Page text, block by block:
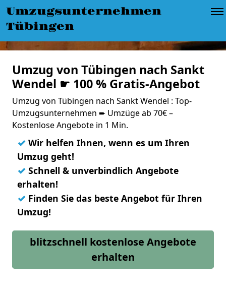
Umzugsunternehmen
Tübingen
Umzug von Tübingen nach Sankt
Wendel ☛ 100 % Gratis-Angebot
Umzug von Tübingen nach Sankt Wendel : Top-
Umzugsunternehmen ➨ Umzüge ab 70€ –
Kostenlose Angebote in 1 Min.
✓ Wir helfen Ihnen, wenn es um Ihren
Umzug geht!
✓ Schnell & unverbindlich Angebote
erhalten!
✓ Finden Sie das beste Angebot für Ihren
Umzug!
blitzschnell kostenlose Angebote
erhalten